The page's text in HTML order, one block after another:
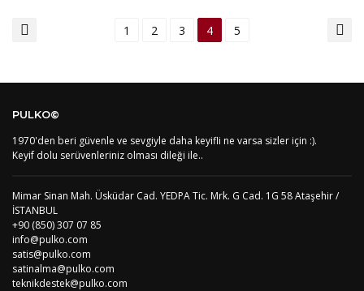
1 2 3 4 5
PULKO©
1970'den beri güvenle ve sevgiyle daha keyifli ne varsa sizler için :).
Keyif dolu serüvenleriniz olması dileği ile..
Mimar Sinan Mah. Üsküdar Cad. YEDPA Tic. Mrk. G Cad. 1G 58 Ataşehir /
İSTANBUL
+90 (850) 307 07 85
info@pulko.com
satis@pulko.com
satinalma@pulko.com
teknikdestek@pulko.com